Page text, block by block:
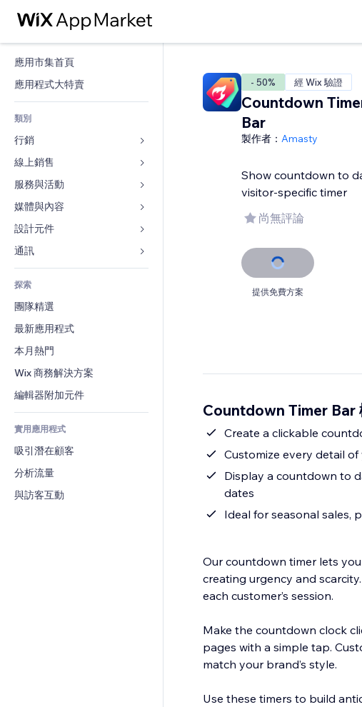
應用市集首頁
應用程式大特賣
類別
行銷
廣告
行動裝置
分析
社交
發佈網站
電子郵件
轉換率
線上銷售
商店應用程式
出貨與送貨
付款按鈕
網路課程
會計
優惠券與酬賓計劃
倉儲解決方案
廠商直送
食品及飲料
服務與活動
旅館
活動
餐廳
不動產
預訂
媒體與內容
圖庫
音樂
Podcast
相片
影片
PDF
檔案分享
新聞
內容服務
設計元件
地圖與導航
隱私與安全性
時鐘
網頁範本
圖片效果
按鈕與選單
橫幅與徽章
計算機
搜尋
天氣
圖表與表格
表單
部落格
投票
聊天
留言
電話
社群
評價與推薦
CRM
探索
團隊精選
最新應用程式
本月熱門
Wix 商務解決方案
編輯器附加元件
實用應用程式
吸引潛在顧客
分析流量
與訪客互動
- 50% 經 Wix 驗證
Countdown
Bar
製作者： Amasty
Show countdown to
visitor-specific timer
尚無評論
提供免費方案
Countdown Timer Bar
Create a clickable
Customize every detail
Display a countdown to
dates
Ideal for seasonal sales,
Our countdown timer lets
creating urgency and
each customer’s session.
Make the countdown clock
pages with a simple tap.
match your brand’s style.
Use these timers to build